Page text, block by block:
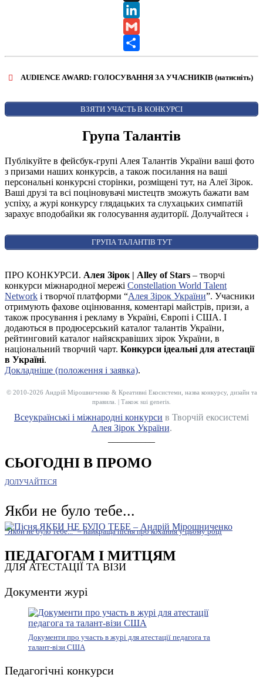
X
LinkedIn
Gmail
Share
AUDIENCE AWARD: ГОЛОСУВАННЯ ЗА УЧАСНИКІВ (натисніть)
AUDIENCE AWARD
ВЗЯТИ УЧАСТЬ В КОНКУРСІ
Група Талантів
Публікуйте в фейсбук-групі Алея Талантів України ваші фото
з призами наших конкурсів, а також посилання на ваші
персональні конкурсні сторінки, розміщені тут, на Алеї Зірок.
Ваші друзі та всі поціновувачі мистецтв зможуть бажати вам
успіху, а журі конкурсу глядацьких та слухацьких симпатій
зарахує вподобайки як голосування аудиторії. Долучайтеся ↓
ГРУПА ТАЛАНТІВ ТУТ
ПРО КОНКУРСИ. Алея Зірок | Alley of Stars – творчі
конкурси міжнародної мережі Constellation World Talent
Network і творчої платформи “Алея Зірок України”. Учасники
отримують фахове оцінювання, коментарі майстрів, призи, а
також просування і рекламу в Україні, Європі і США. І
додаються в продюсерський каталог талантів України,
рейтинговий каталог найяскравіших зірок України, в
національний творчий чарт. Конкурси ідеальні для атестації
в Україні.
Докладніше (положення і заявка).
© 2010-2026 Андрій Мірошниченко & Креативні Екосистеми, назва конкурсу, дизайн та
правила. | Також sui generis.
Всеукраїнські і міжнародні конкурси в Творчій екосистемі
Алея Зірок України.
СЬОГОДНІ В ПРОМО
ДОЛУЧАЙТЕСЯ
Якби не було тебе...
"Якби не було тебе..." – найкраща пісня про кохання у цьому році
ПЕДАГОГАМ І МИТЦЯМ
ДЛЯ АТЕСТАЦІЇ ТА ВІЗИ
Документи журі
Документи про участь в журі для атестації педагога та
талант-візи США
Педагогічні конкурси